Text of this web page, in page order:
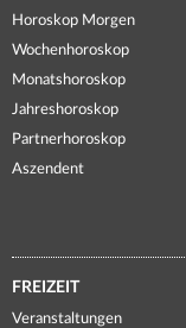
Horoskop Morgen
Wochenhoroskop
Monatshoroskop
Jahreshoroskop
Partnerhoroskop
Aszendent
FREIZEIT
Veranstaltungen